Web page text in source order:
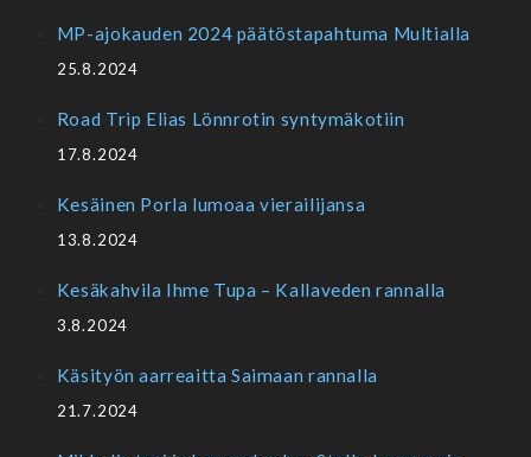
MP-ajokauden 2024 päätöstapahtuma Multialla
25.8.2024
Road Trip Elias Lönnrotin syntymäkotiin
17.8.2024
Kesäinen Porla lumoaa vierailijansa
13.8.2024
Kesäkahvila Ihme Tupa – Kallaveden rannalla
3.8.2024
Käsityön aarreaitta Saimaan rannalla
21.7.2024